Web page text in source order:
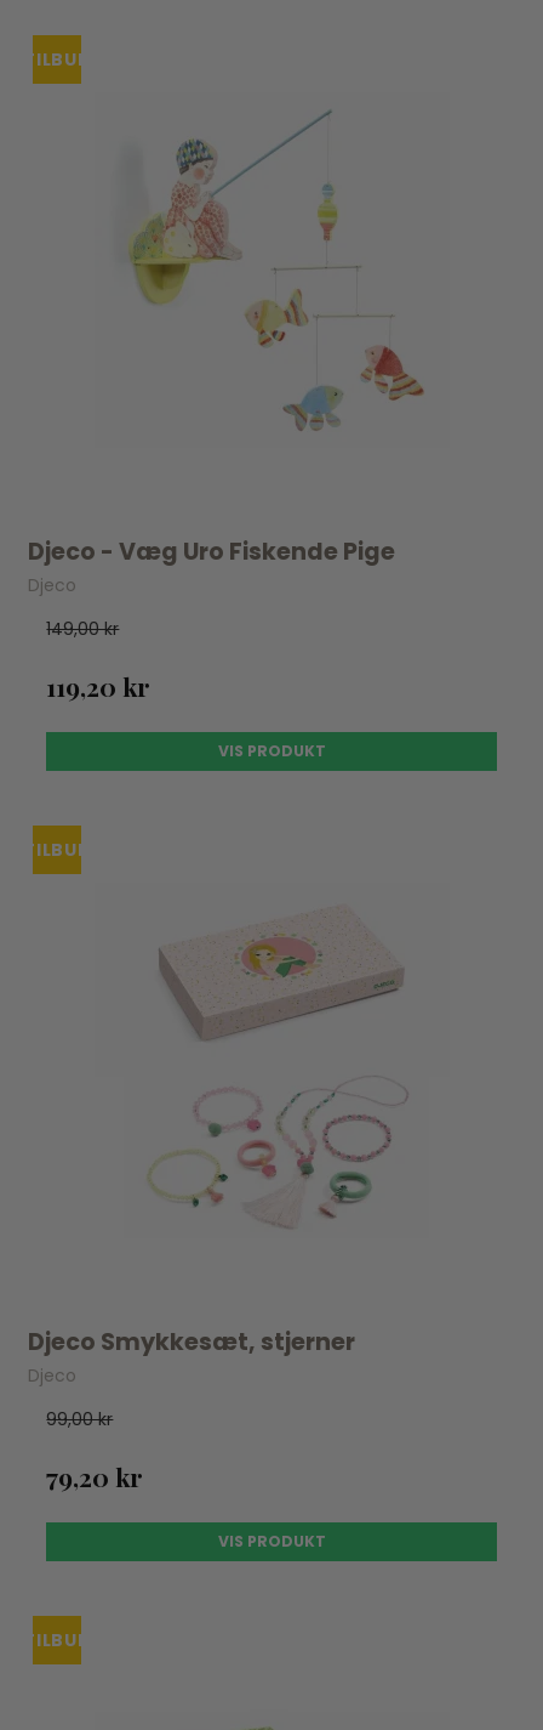
TILBUD
Djeco - Væg Uro Fiskende Pige
Djeco
149,00 kr
119,20 kr
VIS PRODUKT
TILBUD
Djeco Smykkesæt, stjerner
Djeco
99,00 kr
79,20 kr
VIS PRODUKT
TILBUD